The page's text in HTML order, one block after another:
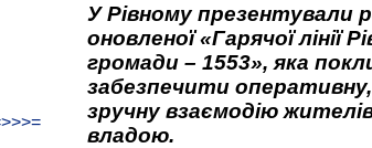
У Рівному презентували
оновленої «Гарячої лінії
громади – 1553», яка
забезпечити
зручну взаємодію
владою.